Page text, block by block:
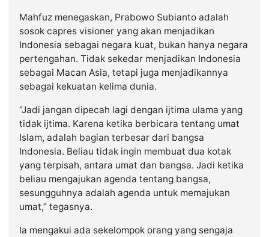
Mahfuz menegaskan, Prabowo Subianto adalah
sosok capres visioner yang akan menjadikan
Indonesia sebagai negara kuat, bukan hanya negara
pertengahan. Tidak sekedar menjadikan Indonesia
sebagai Macan Asia, tetapi juga menjadikannya
sebagai kekuatan kelima dunia.
“Jadi jangan dipecah lagi dengan ijtima ulama yang
tidak ijtima. Karena ketika berbicara tentang umat
Islam, adalah bagian terbesar dari bangsa
Indonesia. Beliau tidak ingin membuat dua kotak
yang terpisah, antara umat dan bangsa. Jadi ketika
beliau mengajukan agenda tentang bangsa,
sesungguhnya adalah agenda untuk memajukan
umat,” tegasnya.
Ia mengakui ada sekelompok orang yang sengaja